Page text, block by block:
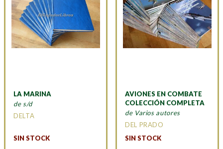
LA MARINA
de s/d
DELTA
SIN STOCK
AVIONES EN COMBATE
COLECCIÓN COMPLETA
de Varios autores
DEL PRADO
SIN STOCK